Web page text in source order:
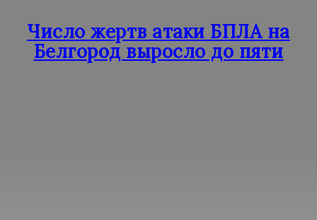
Число жертв атаки БПЛА на
Белгород выросло до пяти